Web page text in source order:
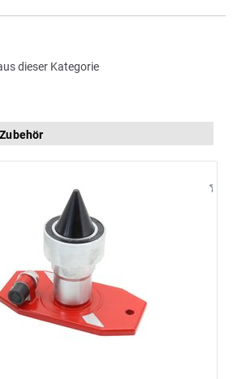
dieser Kategorie